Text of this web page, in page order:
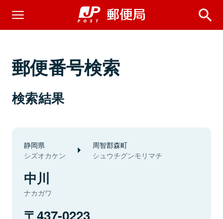
郵便番号検索
検索結果
静岡県
シズオカケン
周智郡森町
シュウチグンモリマチ
中川
ナカガワ
437-0223